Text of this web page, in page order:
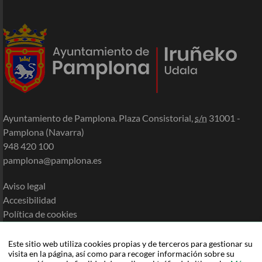
Este sitio web utiliza cookies propias y de terceros para gestionar su
visita en la página, así como para recoger información sobre su
Ayuntamiento de Pamplona. Plaza Consistorial,s/n 31001 -
Pamplona (Navarra)
948 420 100
pamplona@pamplona.es
Aviso legal
Accesibilidad
Política de cookies
Mapa de la Sede
Ayuda